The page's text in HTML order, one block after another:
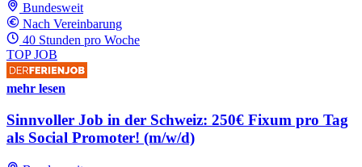
Bundesweit
Nach Vereinbarung
40 Stunden pro Woche
TOP JOB
mehr lesen
Sinnvoller Job in der Schweiz: 250€ Fixum pro Tag
als Social Promoter! (m/w/d)